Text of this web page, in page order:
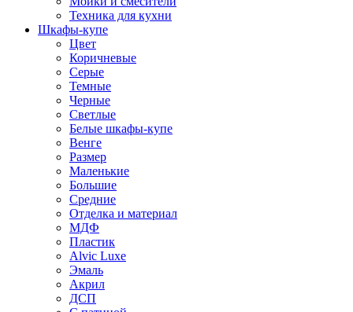
Техника для кухни
Шкафы-купе
Цвет
Коричневые
Серые
Темные
Черные
Светлые
Белые шкафы-купе
Венге
Размер
Маленькие
Большие
Средние
Отделка и материал
МДФ
Пластик
Alvic Luxe
Эмаль
Акрил
ДСП